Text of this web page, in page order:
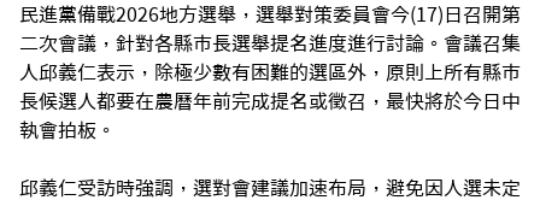
民進黨備戰2026地方選舉，選舉對策委員會今(17)日召開第
二次會議，針對各縣市長選舉提名進度進行討論。會議召集
人邱義仁表示，除極少數有困難的選區外，原則上所有縣市
長候選人都要在農曆年前完成提名或徵召，最快將於今日中
執會拍板。
邱義仁受訪時強調，選對會建議加速布局，避免因人選未定